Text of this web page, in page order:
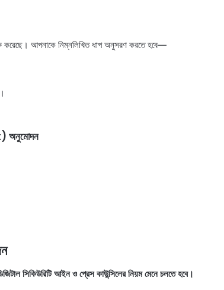
করেছে। আপনাকে নিম্নলিখিত ধাপ অনুসরণ করতে হবে—
সিকিউরিটি আইন ও প্রেস কাউন্সিলের নিয়ম মেনে চলতে হবে।